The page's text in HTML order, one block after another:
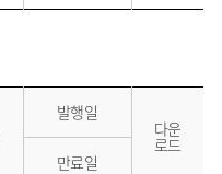
발행일
다운
로드
만료일